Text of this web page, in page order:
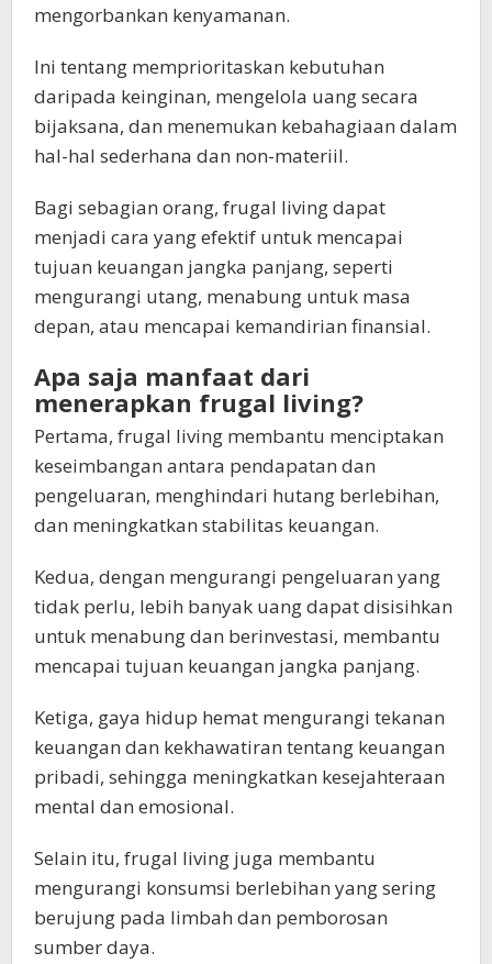
mengorbankan kenyamanan.
Ini tentang memprioritaskan kebutuhan
daripada keinginan, mengelola uang secara
bijaksana, dan menemukan kebahagiaan dalam
hal-hal sederhana dan non-materiil.
Bagi sebagian orang, frugal living dapat
menjadi cara yang efektif untuk mencapai
tujuan keuangan jangka panjang, seperti
mengurangi utang, menabung untuk masa
depan, atau mencapai kemandirian finansial.
Apa saja manfaat dari
menerapkan frugal living?
Pertama, frugal living membantu menciptakan
keseimbangan antara pendapatan dan
pengeluaran, menghindari hutang berlebihan,
dan meningkatkan stabilitas keuangan.
Kedua, dengan mengurangi pengeluaran yang
tidak perlu, lebih banyak uang dapat disisihkan
untuk menabung dan berinvestasi, membantu
mencapai tujuan keuangan jangka panjang.
Ketiga, gaya hidup hemat mengurangi tekanan
keuangan dan kekhawatiran tentang keuangan
pribadi, sehingga meningkatkan kesejahteraan
mental dan emosional.
Selain itu, frugal living juga membantu
mengurangi konsumsi berlebihan yang sering
berujung pada limbah dan pemborosan
sumber daya.